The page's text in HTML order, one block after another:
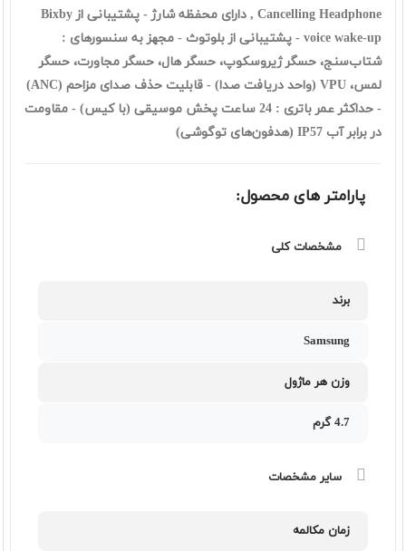
Cancelling Headphone , دارای محفظه شارژ - پشتیبانی از Bixby
voice wake-up - پشتیبانی از بلوتوث - مجهز به سنسورهای :
شتاب‌سنج، حسگر ژیروسکوپ، حسگر هال، حسگر مجاورت، حسگر
لمس، VPU (واحد دریافت صدا) - قابلیت حذف صدای مزاحم (ANC)
- حداکثر عمر باتری : 24 ساعت پخش موسیقی (با کیس) - مقاومت
در برابر آب IP57 (هدفون‌های توگوشی)
پارامتر های محصول:
مشخصات کلی
برند
Samsung
وزن هر ماژول
4.7 گرم
سایر مشخصات
زمان مکالمه